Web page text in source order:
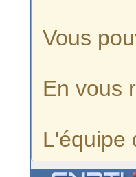
Vous
En vous
L'équipe